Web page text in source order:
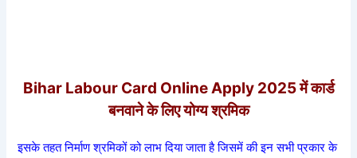
Bihar Labour Card Online Apply 2025 में कार्ड
बनवाने के लिए योग्य श्रमिक
इसके तहत निर्माण श्रमिकों को लाभ दिया जाता है जिसमें की इन सभी प्रकार के